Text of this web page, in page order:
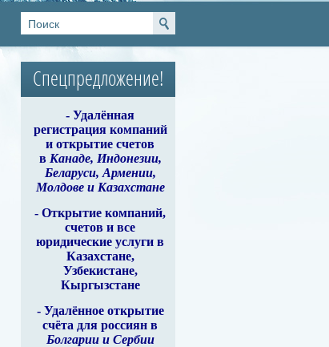
Спецпредложение!
- Удалённая
регистрация компаний
и открытие счетов
в Канаде, Индонезии,
Беларуси, Армении,
Молдове и Казахстане
- Открытие компаний,
счетов и все
юридические услуги в
Казахстане,
Узбекистане,
Кыргызстане
- Удалённое открытие
счёта для россиян в
Болгарии и Сербии